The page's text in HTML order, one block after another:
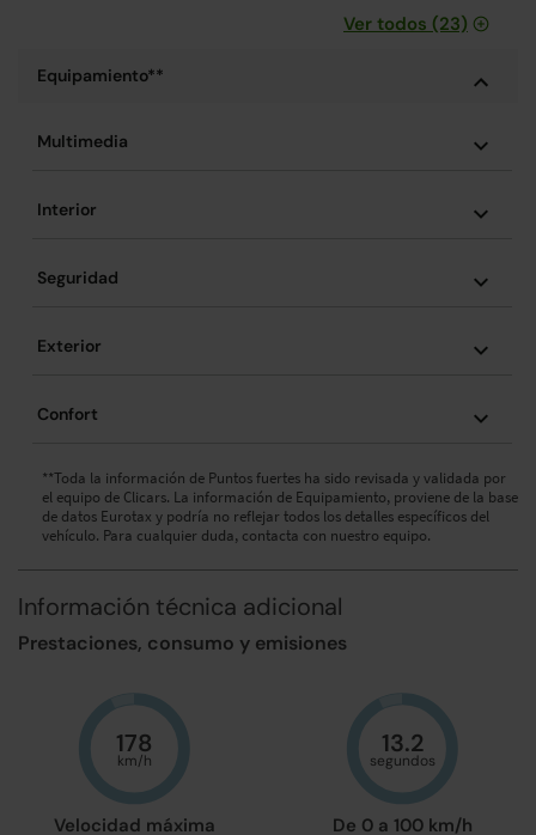
Ver todos (23)
Equipamiento**
Multimedia
Interior
Seguridad
Exterior
Confort
**Toda la información de Puntos fuertes ha sido revisada y validada por
el equipo de Clicars. La información de Equipamiento, proviene de la base
de datos Eurotax y podría no reflejar todos los detalles específicos del
vehículo. Para cualquier duda, contacta con nuestro equipo.
Información técnica adicional
Prestaciones, consumo y emisiones
Velocidad máxima
178
km/h
De 0 a 100 km/h
13.2
segundos